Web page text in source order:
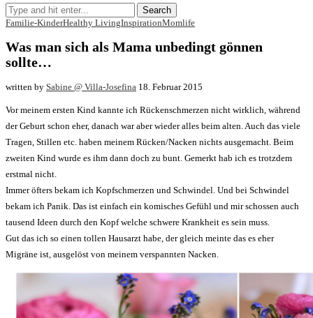
Search
Familie-KinderHealthy LivingInspirationMomlife
Was man sich als Mama unbedingt gönnen
sollte…
written by Sabine @ Villa-Josefina 18. Februar 2015
Vor meinem ersten Kind kannte ich Rückenschmerzen nicht wirklich, während
der Geburt schon eher, danach war aber wieder alles beim alten. Auch das viele
Tragen, Stillen etc. haben meinem Rücken/Nacken nichts ausgemacht. Beim
zweiten Kind wurde es ihm dann doch zu bunt. Gemerkt hab ich es trotzdem
erstmal nicht.
Immer öfters bekam ich Kopfschmerzen und Schwindel. Und bei Schwindel
bekam ich Panik. Das ist einfach ein komisches Gefühl und mir schossen auch
tausend Ideen durch den Kopf welche schwere Krankheit es sein muss.
Gut das ich so einen tollen Hausarzt habe, der gleich meinte das es eher
Migräne ist, ausgelöst von meinem verspannten Nacken.